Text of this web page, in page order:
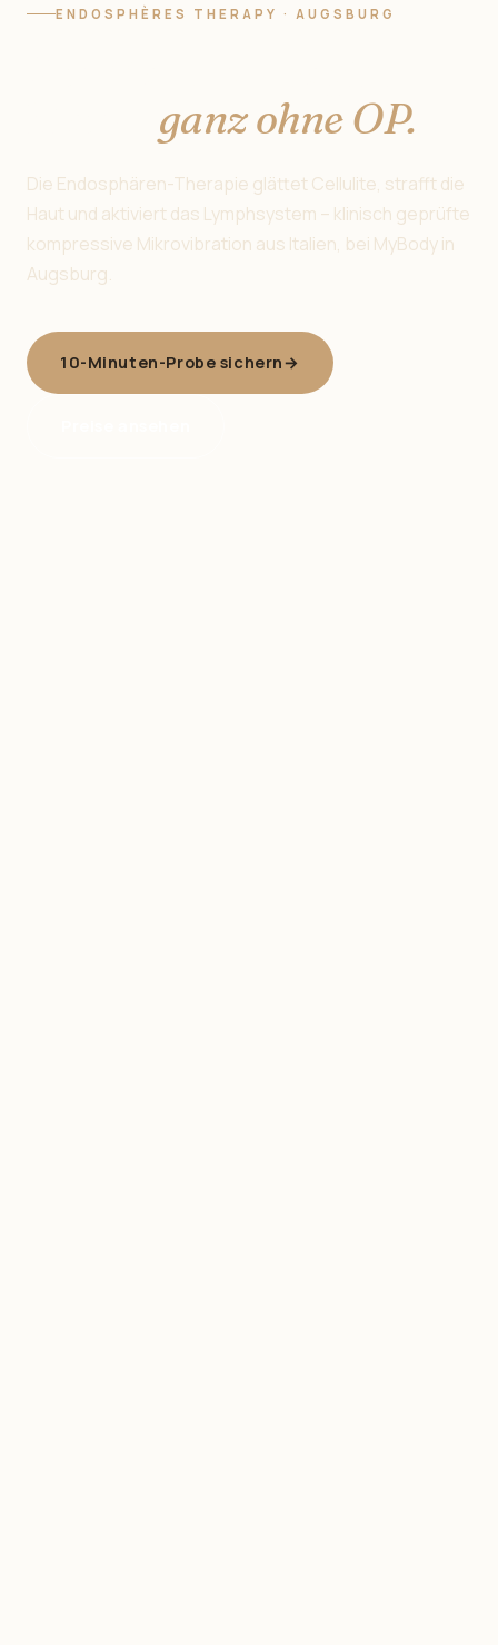
ENDOSPHÈRES THERAPY · AUGSBURG
ganz ohne OP.
Die Endosphären-Therapie glättet Cellulite, strafft die
Haut und aktiviert das Lymphsystem – klinisch geprüfte
kompressive Mikrovibration aus Italien, bei MyBody in
Augsburg.
10-Minuten-Probe sichern→